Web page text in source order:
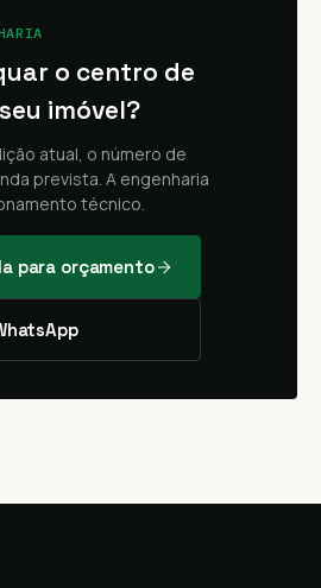
o centro de
imóvel?
atual, o número de
prevista. A engenharia
técnico.
para orçamento